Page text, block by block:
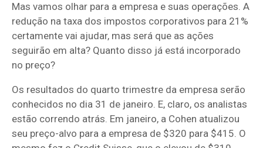
Mas vamos olhar para a empresa e suas operações. A
redução na taxa dos impostos corporativos para 21%
certamente vai ajudar, mas será que as ações
seguirão em alta? Quanto disso já está incorporado
no preço?
Os resultados do quarto trimestre da empresa serão
conhecidos no dia 31 de janeiro. E, claro, os analistas
estão correndo atrás. Em janeiro, a Cohen atualizou
seu preço-alvo para a empresa de $320 para $415. O